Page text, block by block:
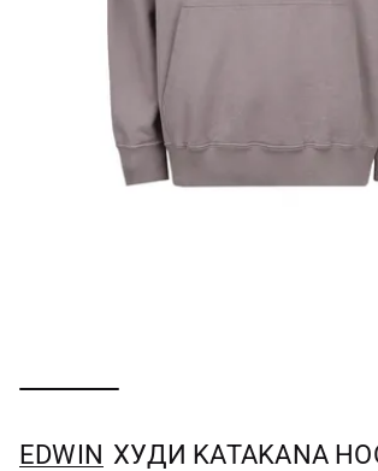
EDWIN ХУДИ KATAKANA